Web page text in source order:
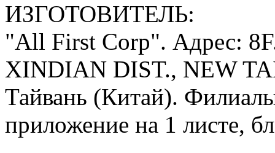
ИЗГОТОВИТЕЛЬ:
"All First Corp". Адрес:
XINDIAN DIST., NEW
Тайвань (Китай).
приложение на 1 листе,